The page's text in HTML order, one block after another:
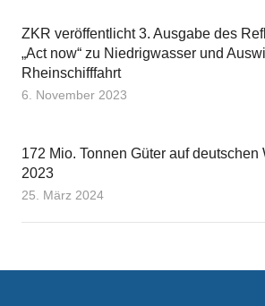
ZKR veröffentlicht 3. Ausgabe des
„Act now“ zu Niedrigwasser und
Rheinschifffahrt
6. November 2023
172 Mio. Tonnen Güter auf deutschen
2023
25. März 2024